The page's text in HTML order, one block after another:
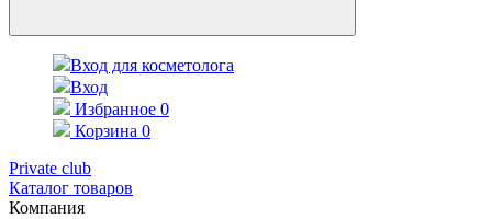
Вход для косметолога
Вход
Избранное 0
Корзина 0
Private club
Каталог товаров
Компания